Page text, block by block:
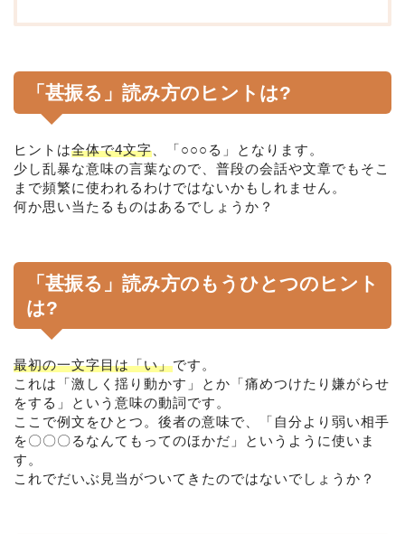
「甚振る」読み方のヒントは?
ヒントは全体で4文字、「○○○る」となります。
少し乱暴な意味の言葉なので、普段の会話や文章でもそこ
まで頻繁に使われるわけではないかもしれません。
何か思い当たるものはあるでしょうか？
「甚振る」読み方のもうひとつのヒント
は?
最初の一文字目は「い」です。
これは「激しく揺り動かす」とか「痛めつけたり嫌がらせ
をする」という意味の動詞です。
ここで例文をひとつ。後者の意味で、「自分より弱い相手
を〇〇〇るなんてもってのほかだ」というように使いま
す。
これでだいぶ見当がついてきたのではないでしょうか？